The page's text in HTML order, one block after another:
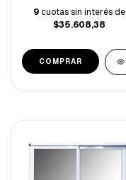
9cuotas sin interés de
$35.608,38